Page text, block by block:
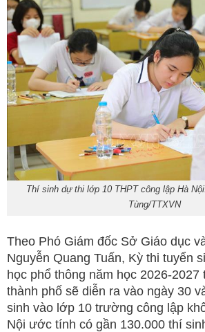
Thí sinh dự thi lớp 10 THPT công lập Hà
Tùng/TTXVN
Theo Phó Giám đốc Sở Giáo dục
Nguyễn Quang Tuấn, Kỳ thi tuyển
học phổ thông năm học 2026-2027
thành phố sẽ diễn ra vào ngày 30
sinh vào lớp 10 trường công lập
Nội ước tính có gần 130.000 thí